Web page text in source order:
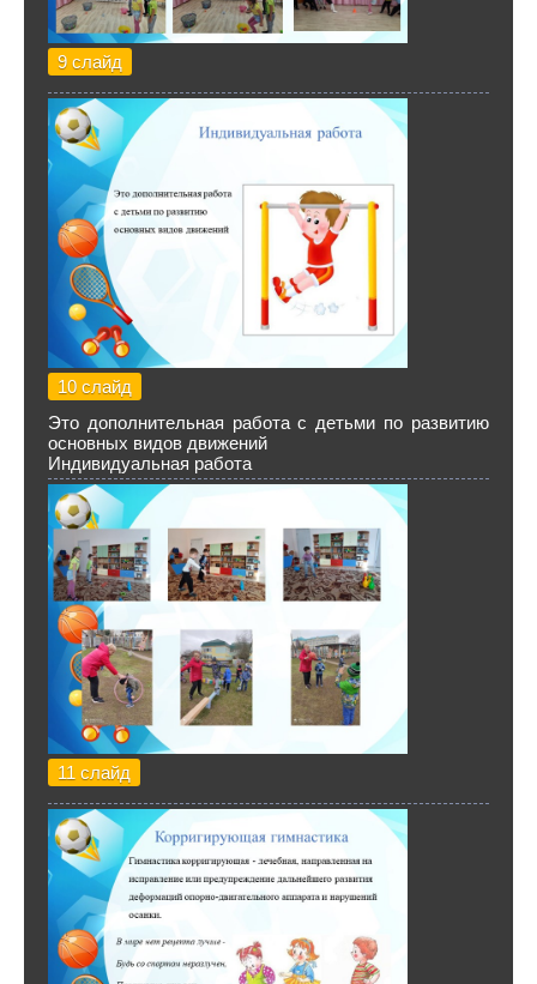
9 слайд
10 слайд
Это дополнительная работа с детьми по развитию
основных видов движений
Индивидуальная работа
11 слайд